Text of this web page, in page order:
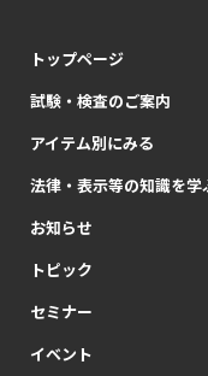
トップページ
試験・検査のご案内
アイテム別にみる
法律・表示等の知識を学
お知らせ
トピック
セミナー
イベント